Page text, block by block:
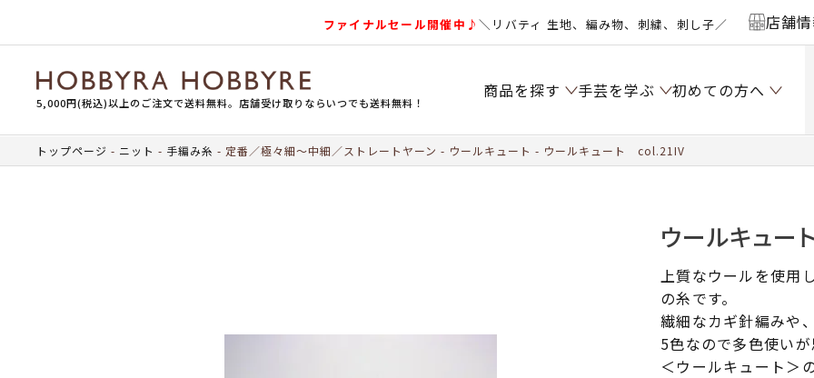
ファイナルセール開催中♪＼リバティ 生地、編み物、刺繍、刺し子／ 店舗
5,000円(税込)以上のご注文で送料無料。店舗受け取りならいつでも送料無料！
商品を探す 手芸を学ぶ 初めての方へ
トップページ ニット 手編み糸 定番／極々細～中細／ストレートヤーン ウールキュート ウールキュート col.21IV
ウールキュ
上質なウールを使用
の糸です。
繊細なカギ針編みや
5色なので多色使いが
＜ウールキュート＞